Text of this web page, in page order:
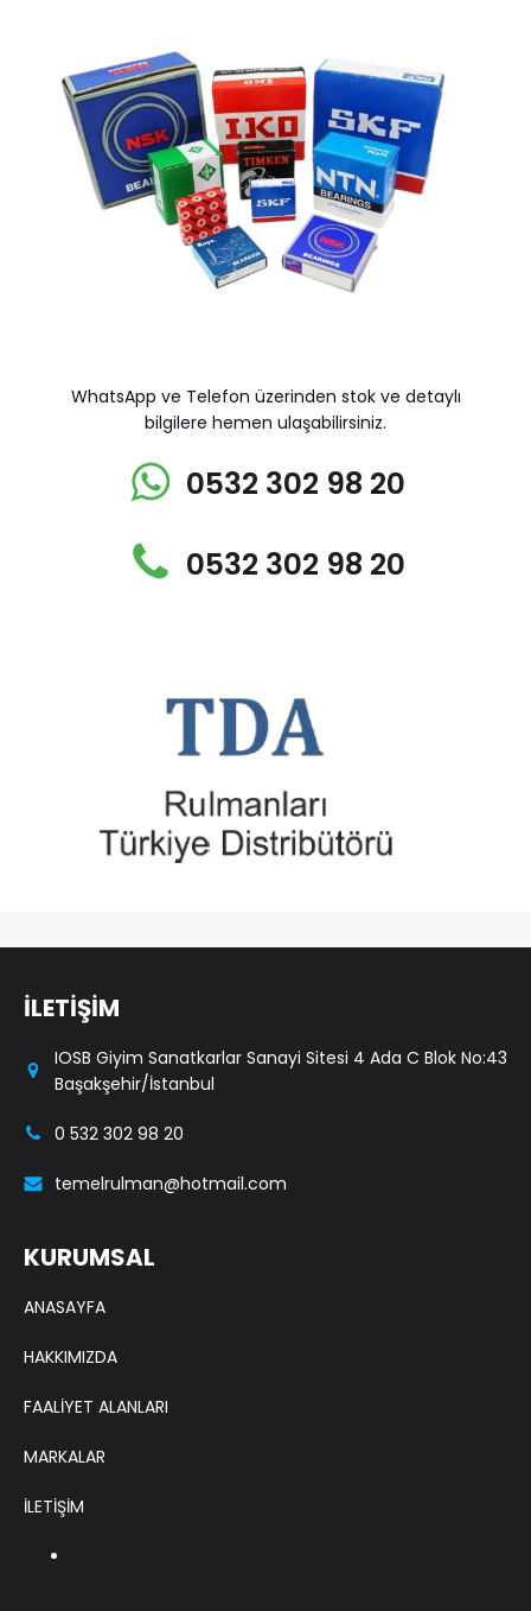
WhatsApp ve Telefon üzerinden stok ve detaylı
bilgilere hemen ulaşabilirsiniz.
0532 302 98 20
0532 302 98 20
İLETİŞİM
IOSB Giyim Sanatkarlar Sanayi Sitesi 4 Ada C Blok No:43
Başakşehir/İstanbul
0 532 302 98 20
temelrulman@hotmail.com
KURUMSAL
ANASAYFA
HAKKIMIZDA
FAALİYET ALANLARI
MARKALAR
İLETİŞİM